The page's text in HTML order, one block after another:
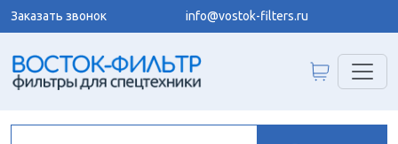
Заказать звонок info@vostok-filters.ru